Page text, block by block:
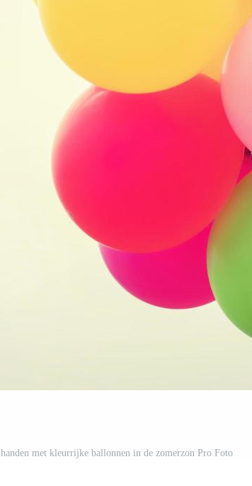
handen met kleurrijke ballonnen in de zomerzon Pro Foto